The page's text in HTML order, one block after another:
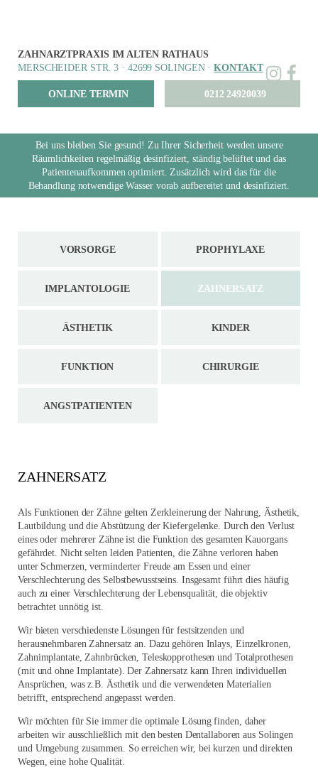
ZAHNARZTPRAXIS IM ALTEN RATHAUS
MERSCHEIDER STR. 3 · 42699 SOLINGEN ·KONTAKT
ONLINE TERMIN 0212 24920039
Bei uns bleiben Sie gesund! Zu Ihrer Sicherheit werden unsere
Räumlichkeiten regelmäßig desinfiziert, ständig belüftet und das
Patientenaufkommen optimiert. Zusätzlich wird das für die
Behandlung notwendige Wasser vorab aufbereitet und desinfiziert.
VORSORGE PROPHYLAXE
IMPLANTOLOGIE ZAHNERSATZ
ÄSTHETIK KINDER
FUNKTION CHIRURGIE
ANGSTPATIENTEN
ZAHNERSATZ
Als Funktionen der Zähne gelten Zerkleinerung der Nahrung, Ästhetik,
Lautbildung und die Abstützung der Kiefergelenke. Durch den Verlust
eines oder mehrerer Zähne ist die Funktion des gesamten Kauorgans
gefährdet. Nicht selten leiden Patienten, die Zähne verloren haben
unter Schmerzen, verminderter Freude am Essen und einer
Verschlechterung des Selbstbewusstseins. Insgesamt führt dies häufig
auch zu einer Verschlechterung der Lebensqualität, die objektiv
betrachtet unnötig ist.
Wir bieten verschiedenste Lösungen für festsitzenden und
herausnehmbaren Zahnersatz an. Dazu gehören Inlays, Einzelkronen,
Zahnimplantate, Zahnbrücken, Teleskopprothesen und Totalprothesen
(mit und ohne Implantate). Der Zahnersatz kann Ihren individuellen
Ansprüchen, was z.B. Ästhetik und die verwendeten Materialien
betrifft, entsprechend angepasst werden.
Wir möchten für Sie immer die optimale Lösung finden, daher
arbeiten wir ausschließlich mit den besten Dentallaboren aus Solingen
und Umgebung zusammen. So erreichen wir, bei kurzen und direkten
Wegen, eine hohe Qualität.